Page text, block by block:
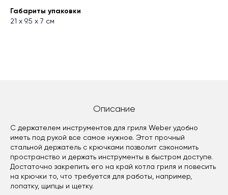
Габариты упаковки
21 х 9.5 х 7 см
Описание
С держателем инструментов для гриля Weber удобно
иметь под рукой все самое нужное. Этот прочный
стальной держатель с крючками позволит сэкономить
пространство и держать инструменты в быстром доступе.
Достаточно закрепить его на край котла гриля и повесить
на крючки то, что требуется для работы, например,
лопатку, щипцы и щетку.